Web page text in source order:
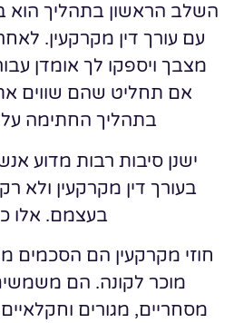
השלב הראשון בתהליך הוא
עם עורך דין מקרקעין.
מצבך ויספקו לך אומדן
אם תחליט שהם שווים
בתהליך החתימה
ישנן סיבות רבות מדוע
בעורך דין מקרקעין ולא
בעצמם. אלו
חוזי מקרקעין הם הסכמים
מוכר לקונה. הם
מסחריים, מגורים